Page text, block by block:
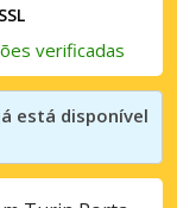
SSL
verificadas
está disponível